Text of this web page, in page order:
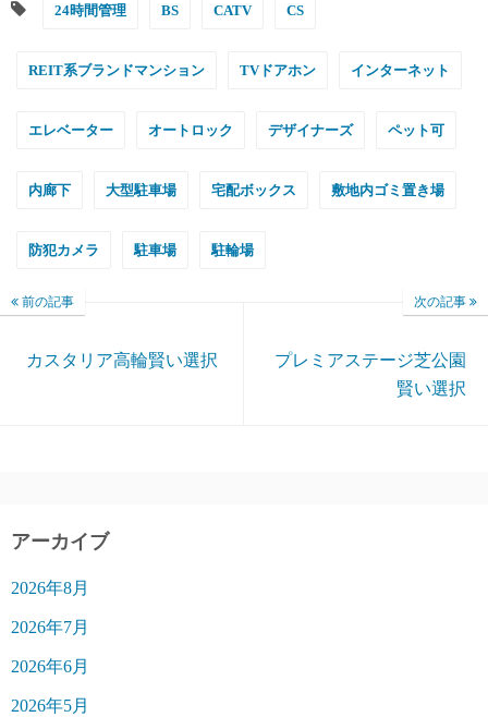
24時間管理 BS CATV CS
REIT系ブランドマンション TVドアホン インターネット
エレベーター オートロック デザイナーズ ペット可
内廊下 大型駐車場 宅配ボックス 敷地内ゴミ置き場
防犯カメラ 駐車場 駐輪場
前の記事
カスタリア高輪賢い選択
次の記事
プレミアステージ芝公園
賢い選択
アーカイブ
2026年8月
2026年7月
2026年6月
2026年5月